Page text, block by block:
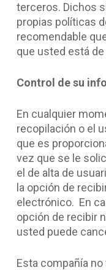
terceros. Dichos
propias políticas
recomendable
que usted está
Control de su
En cualquier
recopilación o el
que es
vez que se le
el de alta de
la opción de
electrónico. En
opción de recibir
usted puede
Esta compañía